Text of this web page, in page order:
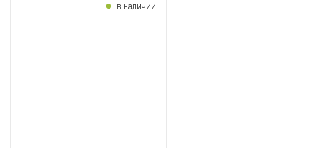
в наличии